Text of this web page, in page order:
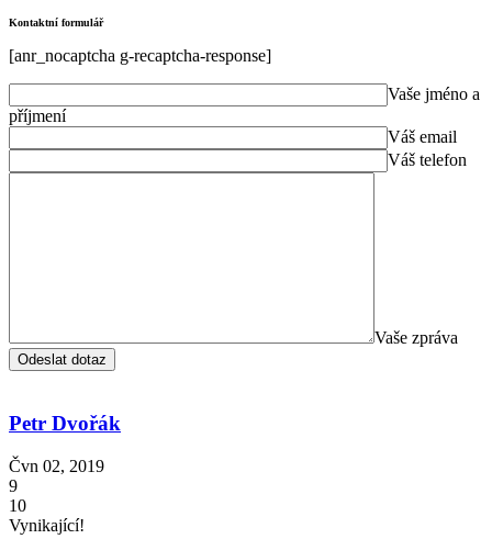
Kontaktní formulář
[anr_nocaptcha g-recaptcha-response]
Vaše jméno a
příjmení
Váš email
Váš telefon
Vaše zpráva
Petr Dvořák
Čvn 02, 2019
9
10
Vynikající!